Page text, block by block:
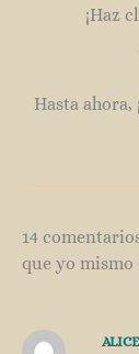
¡Haz
Hasta
14
que yo mismo
ALICE